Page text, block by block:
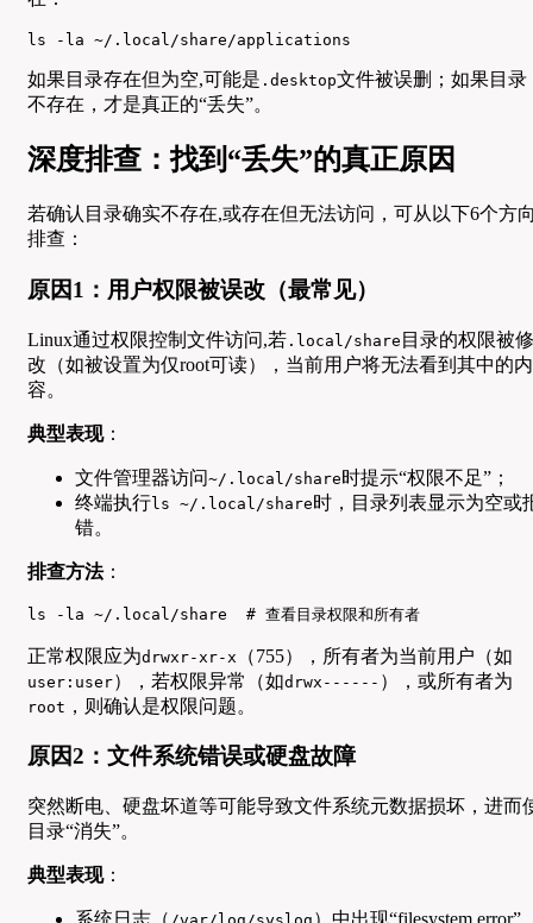
ls -la ~/.local/share/applications
如果目录存在但为空,可能是 .desktop文件被误删；如果目录
不存在，才是真正的“丢失”。
深度排查：找到“丢失”的真正原因
若确认目录确实不存在,或存在但无法访问，可从以下6个方
排查：
原因1：用户权限被误改（最常见）
Linux通过权限控制文件访问,若 .local/share 目录的权限被修
改（如被设置为仅root可读），当前用户将无法看到其中的内
容。
典型表现：
文件管理器访问~/.local/share时提示“权限不足”；
终端执行ls ~/.local/share时，目录列表显示为空或
错。
排查方法：
ls -la ~/.local/share  # 查看目录权限和所有者
正常权限应为drwxr-xr-x （755），所有者为当前用户（如
user:user），若权限异常（如drwx------ ），或所有者为
root ，则确认是权限问题。
原因2：文件系统错误或硬盘故障
突然断电、硬盘坏道等可能导致文件系统元数据损坏，进而
目录“消失”。
典型表现：